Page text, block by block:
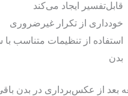
قابل‌تفسیر ایجاد می‌کند
خودداری از تکرار غیرضروری
استفاده از تنظیمات متناسب با
بدن
بعد از عکس‌برداری در بدن